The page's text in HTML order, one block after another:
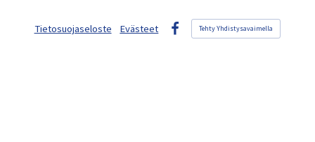
Tietosuojaseloste
Evästeet
Facebook
Tehty Yhdistysavaimella